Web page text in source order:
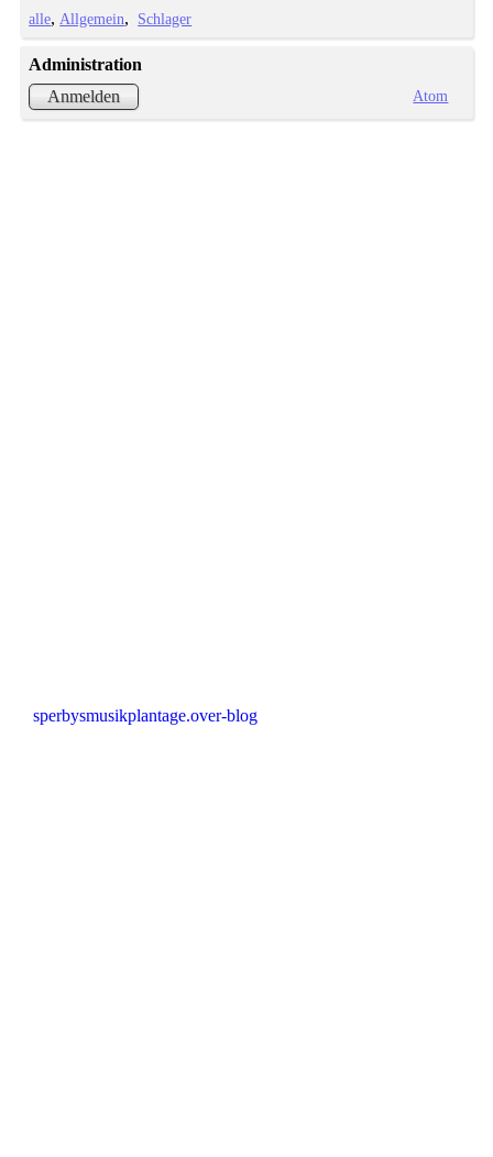
alle Allgemein Schlager
Administration
Anmelden
Atom
sperbysmusikplantage.over-blog